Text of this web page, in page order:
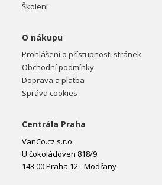
Školení
O nákupu
Prohlášení o přístupnosti stránek
Obchodní podmínky
Doprava a platba
Správa cookies
Centrála Praha
VanCo.cz s.r.o.
U čokoládoven 818/9
143 00 Praha 12 - Modřany